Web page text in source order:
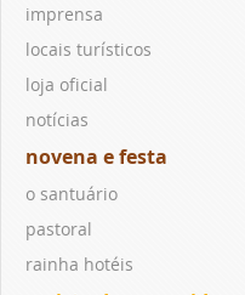
imprensa
locais turísticos
loja oficial
notícias
novena e festa
o santuário
pastoral
rainha hotéis